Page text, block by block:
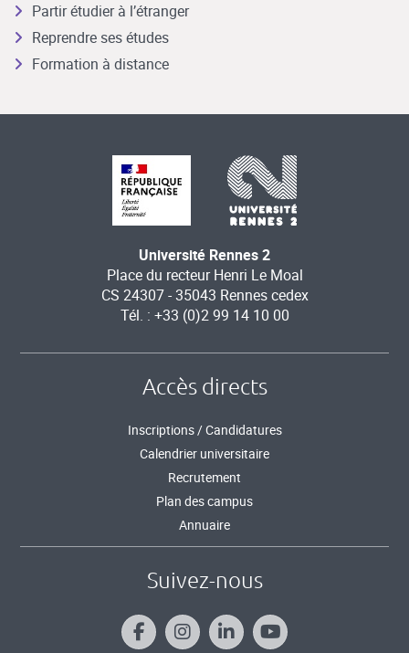
Partir étudier à l’étranger
Reprendre ses études
Formation à distance
Université Rennes 2
Place du recteur Henri Le Moal
CS 24307 - 35043 Rennes cedex
Tél. : +33 (0)2 99 14 10 00
Accès directs
Inscriptions / Candidatures
Calendrier universitaire
Recrutement
Plan des campus
Annuaire
Suivez-nous